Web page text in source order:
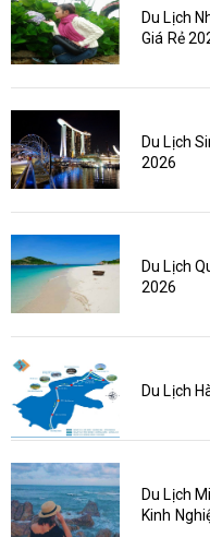
Du Lịch
Giá Rẻ
Du Lịch
2026
Du Lịch
2026
Du Lịch
Du Lịch
Kinh